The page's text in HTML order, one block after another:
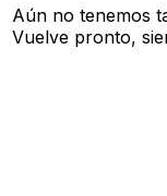
Aún no tenemos
Vuelve pronto,